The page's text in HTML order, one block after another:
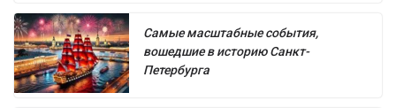
Самые масштабные события,
вошедшие в историю Санкт-
Петербурга